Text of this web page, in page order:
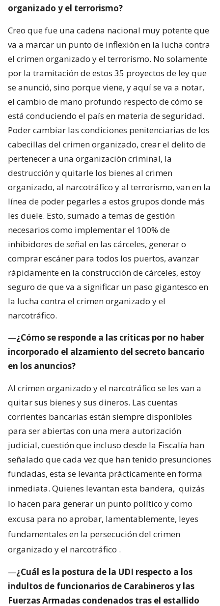
organizado y el terrorismo?
Creo que fue una cadena nacional muy potente que
va a marcar un punto de inflexión en la lucha contra
el crimen organizado y el terrorismo. No solamente
por la tramitación de estos 35 proyectos de ley que
se anunció, sino porque viene, y aquí se va a notar,
el cambio de mano profundo respecto de cómo se
está conduciendo el país en materia de seguridad.
Poder cambiar las condiciones penitenciarias de los
cabecillas del crimen organizado, crear el delito de
pertenecer a una organización criminal, la
destrucción y quitarle los bienes al crimen
organizado, al narcotráfico y al terrorismo, van en la
línea de poder pegarles a estos grupos donde más
les duele. Esto, sumado a temas de gestión
necesarios como implementar el 100% de
inhibidores de señal en las cárceles, generar o
comprar escáner para todos los puertos, avanzar
rápidamente en la construcción de cárceles, estoy
seguro de que va a significar un paso gigantesco en
la lucha contra el crimen organizado y el
narcotráfico.
—¿Cómo se responde a las críticas por no haber
incorporado el alzamiento del secreto bancario
en los anuncios?
Al crimen organizado y el narcotráfico se les van a
quitar sus bienes y sus dineros. Las cuentas
corrientes bancarias están siempre disponibles
para ser abiertas con una mera autorización
judicial, cuestión que incluso desde la Fiscalía han
señalado que cada vez que han tenido presunciones
fundadas, esta se levanta prácticamente en forma
inmediata. Quienes levantan esta bandera, quizás
lo hacen para generar un punto político y como
excusa para no aprobar, lamentablemente, leyes
fundamentales en la persecución del crimen
organizado y el narcotráfico .
—¿Cuál es la postura de la UDI respecto a los
indultos de funcionarios de Carabineros y las
Fuerzas Armadas condenados tras el estallido